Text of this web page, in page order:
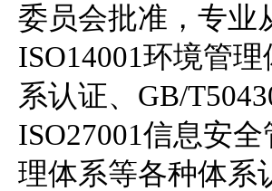
委员会批准，专业
ISO14001环境管
系认证、GB/
ISO27001信息安
理体系等各种体系